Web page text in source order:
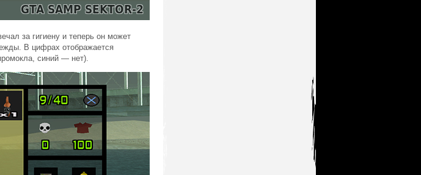
за гигиену и теперь он может
В цифрах отображается
синий — нет).